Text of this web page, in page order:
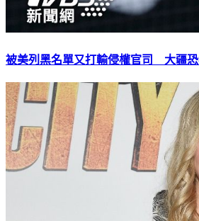
被美列黑名單又打輸侵權官司 大疆恐